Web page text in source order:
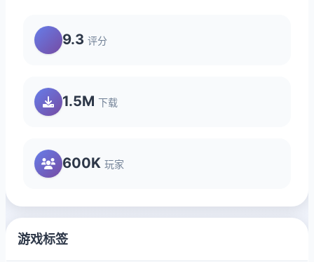
9.3 评分
1.5M 下载
600K 玩家
游戏标签